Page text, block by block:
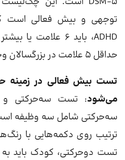
توجهی و بیش فعالی است
حداقل 5 علامت در بزرگسالان وجود داشته باشد.
تست بیش فعالی در زمینه
می‌شود: تست سه‌حرکتی
سه‌حرکتی شامل‌ سه وظیفه
ترتیب روی دکمه‌هایی با
تست دوحرکتی، کودک باید